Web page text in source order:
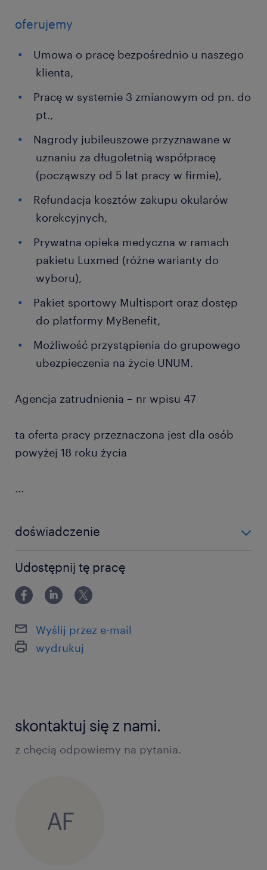
oferujemy
Umowa o pracę bezpośrednio u naszego
klienta,
Pracę w systemie 3 zmianowym od pn. do
pt.,
Nagrody jubileuszowe przyznawane w
uznaniu za długoletnią współpracę
(począwszy od 5 lat pracy w firmie),
Refundacja kosztów zakupu okularów
korekcyjnych,
Prywatna opieka medyczna w ramach
pakietu Luxmed (różne warianty do
wyboru),
Pakiet sportowy Multisport oraz dostęp
do platformy MyBenefit,
Możliwość przystąpienia do grupowego
ubezpieczenia na życie UNUM.
Agencja zatrudnienia – nr wpisu 47
ta oferta pracy przeznaczona jest dla osób
powyżej 18 roku życia
...
doświadczenie
Udostępnij tę pracę
Wyślij przez e-mail
wydrukuj
skontaktuj się z nami.
z chęcią odpowiemy na pytania.
AF